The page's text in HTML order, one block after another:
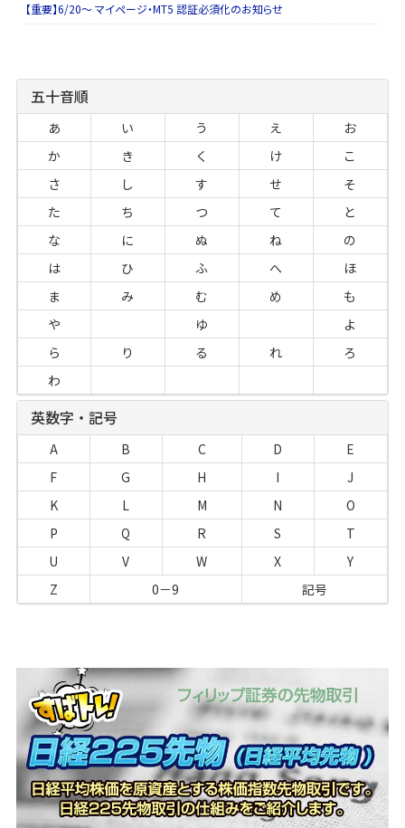
【重要】6/20～ マイページ・MT5 認証必須化のお知らせ
五十音順
あ い う え
お
か
き く け
こ
さ
し す せ
そ
た
ち つ て
と
な
に ぬ ね
の
は
ひ ふ へ
ほ
ま
み む め
も
や
ゆ
よ
ら
り る れ
ろ
わ
英数字・記号
A B C D
E
F
G H I
J
K
L M N
O
P
Q R S
T
U
V W X
Y
Z
0－9 記号